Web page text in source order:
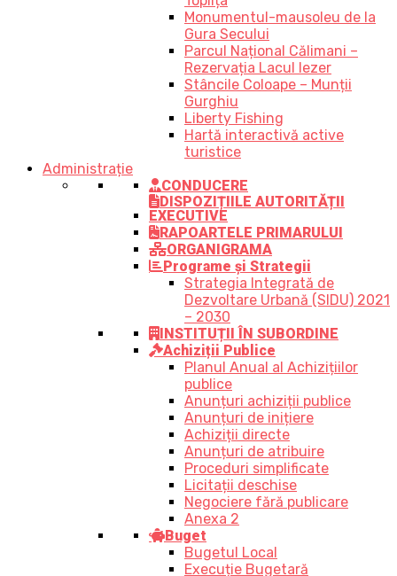
Monumentul-mausoleu de la
Gura Secului
Parcul Național Călimani –
Rezervația Lacul Iezer
Stâncile Coloape – Munții
Gurghiu
Liberty Fishing
Hartă interactivă active
turistice
Administrație
CONDUCERE
DISPOZIȚIILE AUTORITĂȚII
EXECUTIVE
RAPOARTELE PRIMARULUI
ORGANIGRAMA
Programe și Strategii
Strategia Integrată de
Dezvoltare Urbană (SIDU) 2021
– 2030
INSTITUȚII ÎN SUBORDINE
Achiziții Publice
Planul Anual al Achizițiilor
publice
Anunțuri achiziții publice
Anunțuri de inițiere
Achiziții directe
Anunțuri de atribuire
Proceduri simplificate
Licitații deschise
Negociere fără publicare
Anexa 2
Buget
Bugetul Local
Execuție Bugetară